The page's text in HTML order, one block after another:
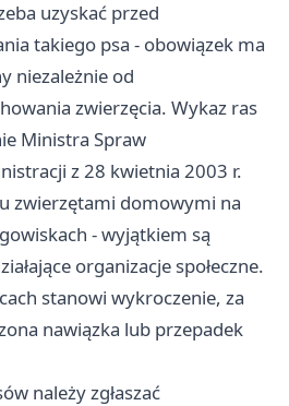
uzyskać przed
takiego psa - obowiązek ma
niezależnie od
zwierzęcia. Wykaz ras
Ministra Spraw
z 28 kwietnia 2003 r.
zwierzętami domowymi na
- wyjątkiem są
organizacje społeczne.
stanowi wykroczenie, za
nawiązka lub przepadek
należy zgłaszać